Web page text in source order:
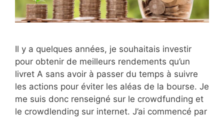
Il y a quelques années, je souhaitais investir
pour obtenir de meilleurs rendements qu’un
livret A sans avoir à passer du temps à suivre
les actions pour éviter les aléas de la bourse. Je
me suis donc renseigné sur le crowdfunding et
le crowdlending sur internet. J’ai commencé par